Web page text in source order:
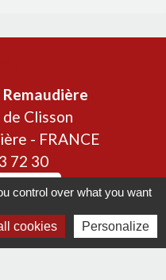
Remaudière
Clisson
- FRANCE
72 30
control over what you want
cookies Personalize